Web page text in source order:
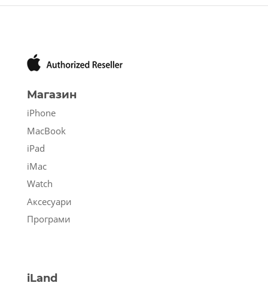
Магазин
iPhone
MacBook
iPad
iMac
Watch
Аксесуари
Програми
iLand